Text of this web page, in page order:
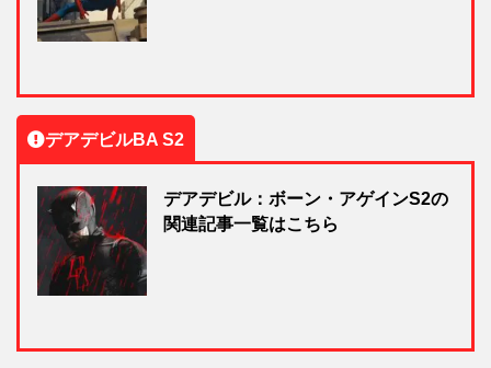
デアデビルBA S2
デアデビル：ボーン・アゲインS2の
関連記事一覧はこちら